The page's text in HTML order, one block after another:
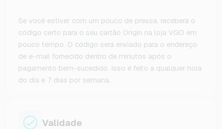
Se você estiver com um pouco de pressa, receberá o
código certo para o seu cartão Origin na loja VGO em
pouco tempo. O código será enviado para o endereço
de e-mail fornecido dentro de minutos após o
pagamento bem-sucedido. Isso é feito a qualquer hora
do dia e 7 dias por semana.
Validade